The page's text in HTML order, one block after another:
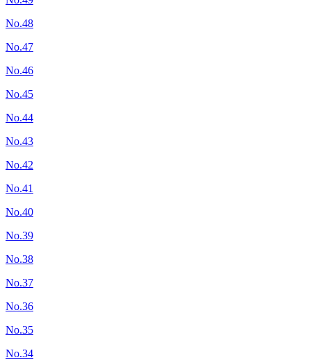
No.48
No.47
No.46
No.45
No.44
No.43
No.42
No.41
No.40
No.39
No.38
No.37
No.36
No.35
No.34